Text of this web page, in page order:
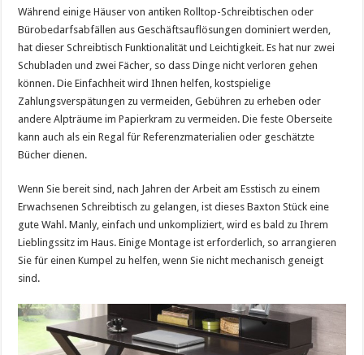
Während einige Häuser von antiken Rolltop-Schreibtischen oder
Bürobedarfsabfällen aus Geschäftsauflösungen dominiert werden,
hat dieser Schreibtisch Funktionalität und Leichtigkeit. Es hat nur zwei
Schubladen und zwei Fächer, so dass Dinge nicht verloren gehen
können. Die Einfachheit wird Ihnen helfen, kostspielige
Zahlungsverspätungen zu vermeiden, Gebühren zu erheben oder
andere Alpträume im Papierkram zu vermeiden. Die feste Oberseite
kann auch als ein Regal für Referenzmaterialien oder geschätzte
Bücher dienen.
Wenn Sie bereit sind, nach Jahren der Arbeit am Esstisch zu einem
Erwachsenen Schreibtisch zu gelangen, ist dieses Baxton Stück eine
gute Wahl. Manly, einfach und unkompliziert, wird es bald zu Ihrem
Lieblingssitz im Haus. Einige Montage ist erforderlich, so arrangieren
Sie für einen Kumpel zu helfen, wenn Sie nicht mechanisch geneigt
sind.